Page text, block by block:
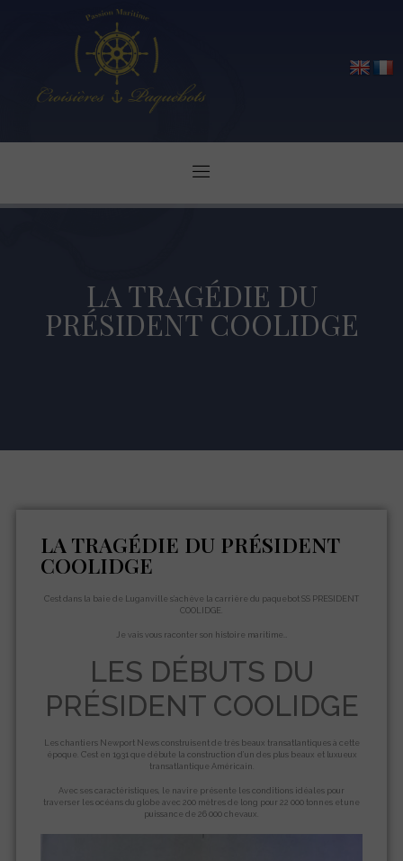
LA TRAGÉDIE DU
PRÉSIDENT COOLIDGE
LA TRAGÉDIE DU PRÉSIDENT
COOLIDGE
C’est dans la baie de Luganville s’achève la carrière du paquebot SS PRESIDENT
COOLIDGE.
Je vais vous raconter son histoire maritime…
LES DÉBUTS DU
PRÉSIDENT COOLIDGE
Les chantiers Newport News construisent de très beaux transatlantiques à cette
époque. C’est en 1931 que débute la construction d’un des plus beaux et luxueux
transatlantique Américain.
Avec ses caractéristiques, le navire présente les conditions idéales pour
traverser les océans du globe avec 200 mètres de long pour 22 000 tonnes et une
puissance de 26 000 chevaux.